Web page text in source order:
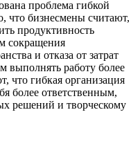
проблема гибкой
что бизнесмены считают,
продуктивность
сокращения
и отказа от затрат
выполнять работу более
что гибкая организация
более ответственным,
решений и творческому